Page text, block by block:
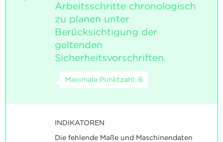
Arbeitsschritte chronologisch
zu planen unter
Berücksichtigung der
geltenden
Sicherheitsvorschriften.
Maximale Punktzahl: 6
INDIKATOREN
Die fehlende Maße und Maschinendaten